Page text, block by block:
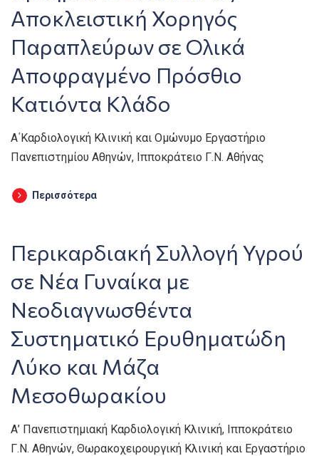
Αποκλειστική Χορηγός
Παραπλεύρων σε Ολικά
Αποφραγμένο Πρόσθιο
Κατιόντα Κλάδο
Α΄Καρδιολογική Κλινική και Ομώνυμο Εργαστήριο
Πανεπιστημίου Αθηνών, Ιπποκράτειο Γ.Ν. Αθήνας
Περισσότερα
Περικαρδιακή Συλλογή Υγρού
σε Νέα Γυναίκα με
Νεοδιαγνωσθέντα
Συστηματικό Ερυθηματώδη
Λύκο και Μάζα
Μεσοθωρακίου
Α’ Πανεπιστημιακή Καρδιολογική Κλινική, Ιπποκράτειο
Γ.Ν. Αθηνών, Θωρακοχειρουργική Κλινική και Εργαστήριο